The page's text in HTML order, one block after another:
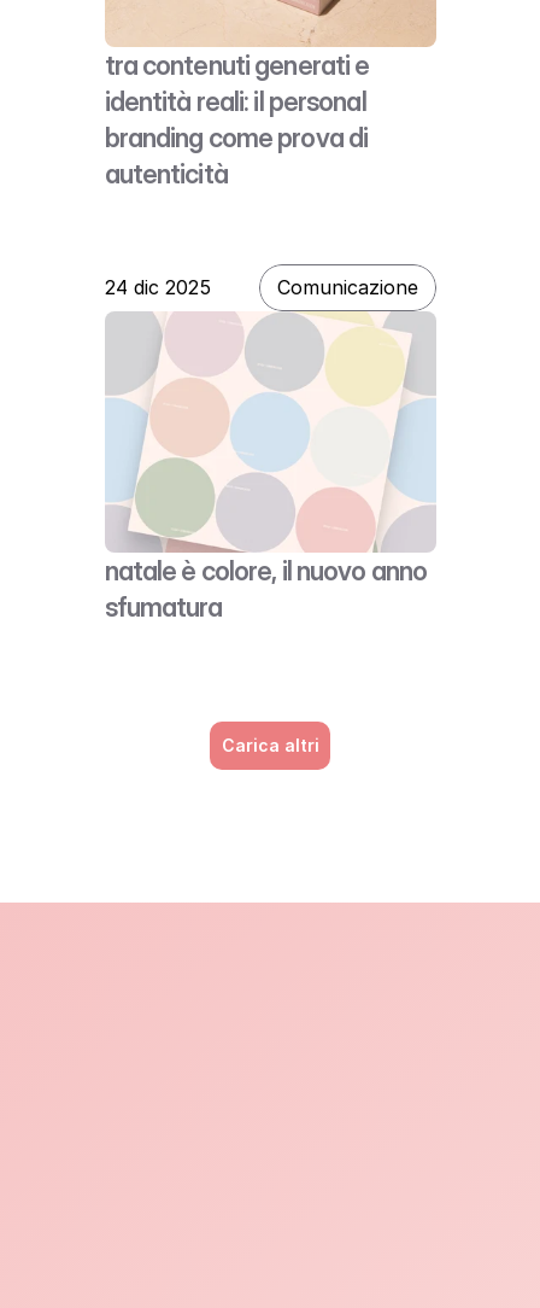
tra contenuti generati e
identità reali: il personal
branding come prova di
autenticità
24 dic 2025 Comunicazione
natale è colore, il nuovo anno
sfumatura
Carica altri